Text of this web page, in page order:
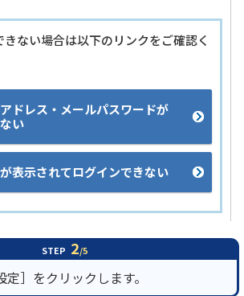
きない場合は以下のリンクをご確認く
ドレス・メールパスワードが
い
表示されてログインできない
STEP 2/5
定］をクリックします。